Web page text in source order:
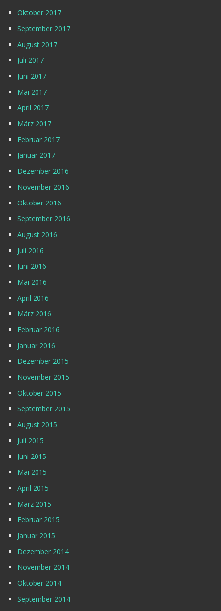
Oktober 2017
September 2017
August 2017
Juli 2017
Juni 2017
Mai 2017
April 2017
März 2017
Februar 2017
Januar 2017
Dezember 2016
November 2016
Oktober 2016
September 2016
August 2016
Juli 2016
Juni 2016
Mai 2016
April 2016
März 2016
Februar 2016
Januar 2016
Dezember 2015
November 2015
Oktober 2015
September 2015
August 2015
Juli 2015
Juni 2015
Mai 2015
April 2015
März 2015
Februar 2015
Januar 2015
Dezember 2014
November 2014
Oktober 2014
September 2014